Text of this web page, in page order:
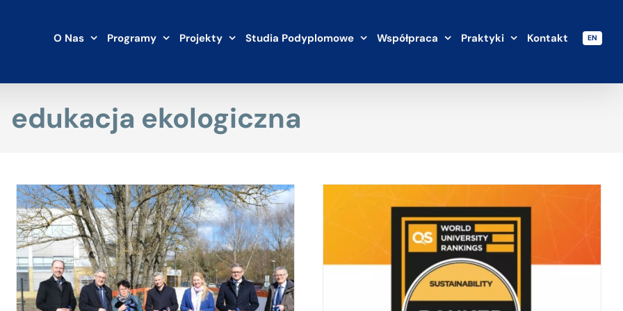
O Nas Programy Projekty Studia Podyplomowe Współpraca Praktyki Kontakt EN
edukacja ekologiczna
Uniwersytet Gdański na podium w